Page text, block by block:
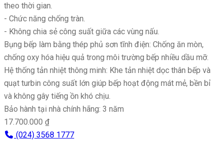
theo thời gian.
- Chức năng chống tràn.
- Không chia sẻ công suất giữa các vùng nấu.
Bụng bếp làm bằng thép phủ sơn tĩnh điện: Chống ăn mòn,
chống oxy hóa hiệu quả trong môi trường bếp nhiều dầu mỡ.
Hệ thống tản nhiệt thông minh: Khe tản nhiệt dọc thân bếp và
quạt turbin công suất lớn giúp bếp hoạt động mát mẻ, bền bỉ
và không gây tiếng ồn khó chịu.
Bảo hành tại nhà chính hãng: 3 năm
17.700.000 ₫
(024) 3568 1777